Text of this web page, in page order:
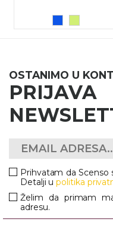
OSTANIMO U
Prihvatam da Scenso
Detalji upolitika
Želim da primam
adresu.